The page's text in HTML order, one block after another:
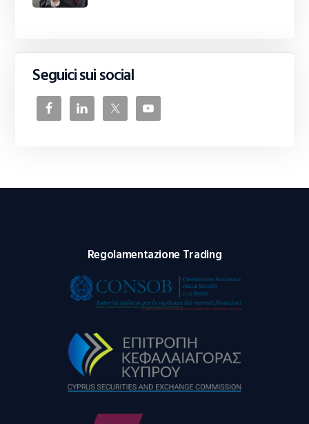
Seguici sui social
Regolamentazione Trading